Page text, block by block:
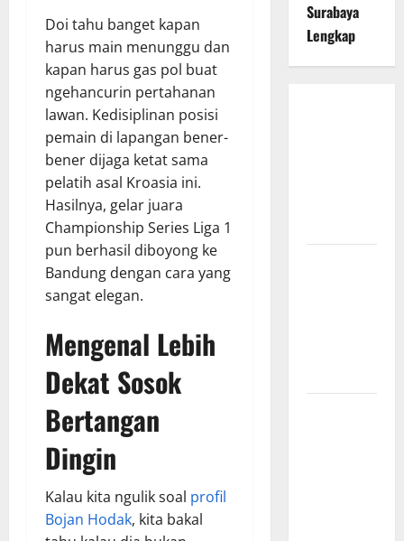
Doi tahu banget kapan
harus main menunggu dan
kapan harus gas pol buat
ngehancurin pertahanan
lawan. Kedisiplinan posisi
pemain di lapangan bener-
bener dijaga ketat sama
pelatih asal Kroasia ini.
Hasilnya, gelar juara
Championship Series Liga 1
pun berhasil diboyong ke
Bandung dengan cara yang
sangat elegan.
Mengenal Lebih
Dekat Sosok
Bertangan
Dingin
Kalau kita ngulik soal profil
Bojan Hodak, kita bakal
Surabaya
Lengkap